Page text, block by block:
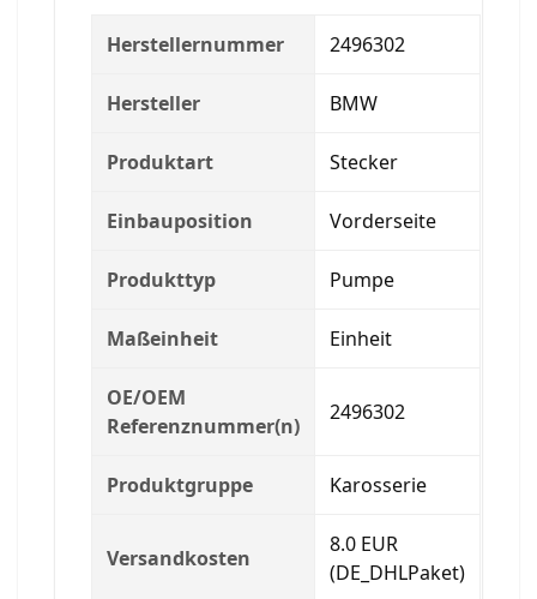
Herstellernummer 2496302
Hersteller BMW
Produktart Stecker
Einbauposition Vorderseite
Produkttyp Pumpe
Maßeinheit Einheit
OE/OEM
Referenznummer(n)
2496302
Produktgruppe Karosserie
Versandkosten
8.0 EUR
(DE_DHLPaket)